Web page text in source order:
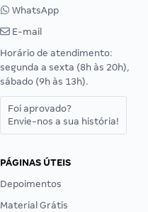
WhatsApp
E-mail
Horário de atendimento:
segunda a sexta (8h às 20h),
sábado (9h às 13h).
Foi aprovado?
Envie-nos a sua história!
PÁGINAS ÚTEIS
Depoimentos
Material Grátis